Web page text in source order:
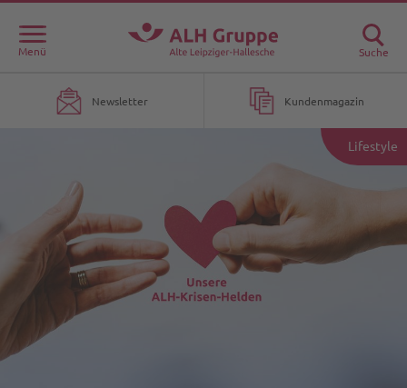
Menü Suche
Newsletter Kundenmagazin
Lifestyle